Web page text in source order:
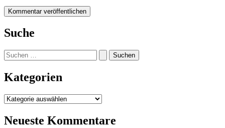
Suche
Suchen
nach:
Kategorien
Kategorien
Neueste Kommentare